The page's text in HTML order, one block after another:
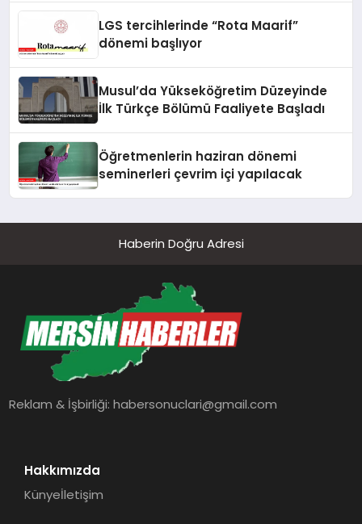
LGS tercihlerinde “Rota Maarif”
dönemi başlıyor
Musul’da Yükseköğretim Düzeyinde
İlk Türkçe Bölümü Faaliyete Başladı
Öğretmenlerin haziran dönemi
seminerleri çevrim içi yapılacak
Haberin Doğru Adresi
Reklam & İşbirliği:habersonuclari@gmail.com
Hakkımızda
Künyeİletişim